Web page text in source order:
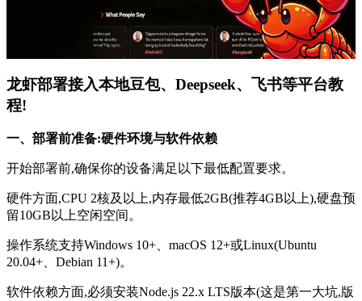
龙虾部署接入本地豆包、Deepseek、飞书等平台教
程!
一、部署前准备:硬件环境与软件依赖
开始部署前,确保你的设备满足以下最低配置要求。
硬件方面,CPU 2核及以上,内存最低2GB(推荐4GB以上),硬盘预
留10GB以上空闲空间。
操作系统支持Windows 10+、macOS 12+或Linux(Ubuntu
20.04+、Debian 11+)。
软件依赖方面,必须安装Node.js 22.x LTS版本(这是第一大坑,版